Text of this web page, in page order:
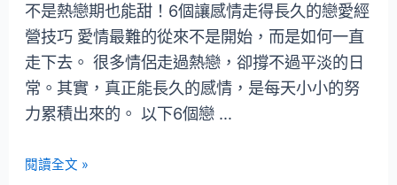
不是熱戀期也能甜！6個讓感情走得長久的戀愛經
營技巧 愛情最難的從來不是開始，而是如何一直
走下去。 很多情侶走過熱戀，卻撐不過平淡的日
常。其實，真正能長久的感情，是每天小小的努
力累積出來的。 以下6個戀 …
閱讀全文 »